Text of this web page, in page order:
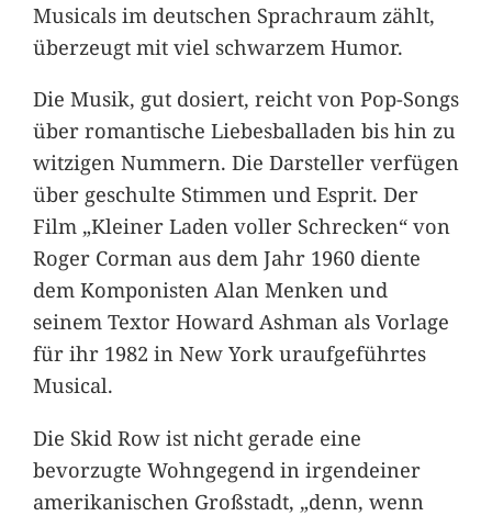
Musicals im deutschen Sprachraum zählt,
überzeugt mit viel schwarzem Humor.
Die Musik, gut dosiert, reicht von Pop-Songs
über romantische Liebesballaden bis hin zu
witzigen Nummern. Die Darsteller verfügen
über geschulte Stimmen und Esprit. Der
Film „Kleiner Laden voller Schrecken“ von
Roger Corman aus dem Jahr 1960 diente
dem Komponisten Alan Menken und
seinem Textor Howard Ashman als Vorlage
für ihr 1982 in New York uraufgeführtes
Musical.
Die Skid Row ist nicht gerade eine
bevorzugte Wohngegend in irgendeiner
amerikanischen Großstadt, „denn, wenn